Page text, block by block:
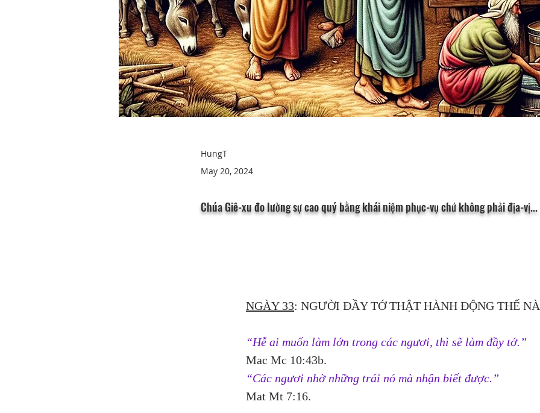
HungT
May 20, 2024
Chúa Giê-xu đo lường sự cao quý bằng khái niệm phục-vụ chứ không phải địa-vị...
NGÀY 33: NGƯỜI ĐẦY TỚ THẬT HÀNH ĐỘNG THẾ
“Hễ ai muốn làm lớn trong các ngươi, thì sẽ làm đầy tớ.”
Mac Mc 10:43b.
“Các ngươi nhờ những trái nó mà nhận biết được.”
Mat Mt 7:16.